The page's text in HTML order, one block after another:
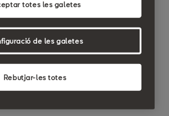
Rebutjar-les totes
totes les galetes
de les galetes